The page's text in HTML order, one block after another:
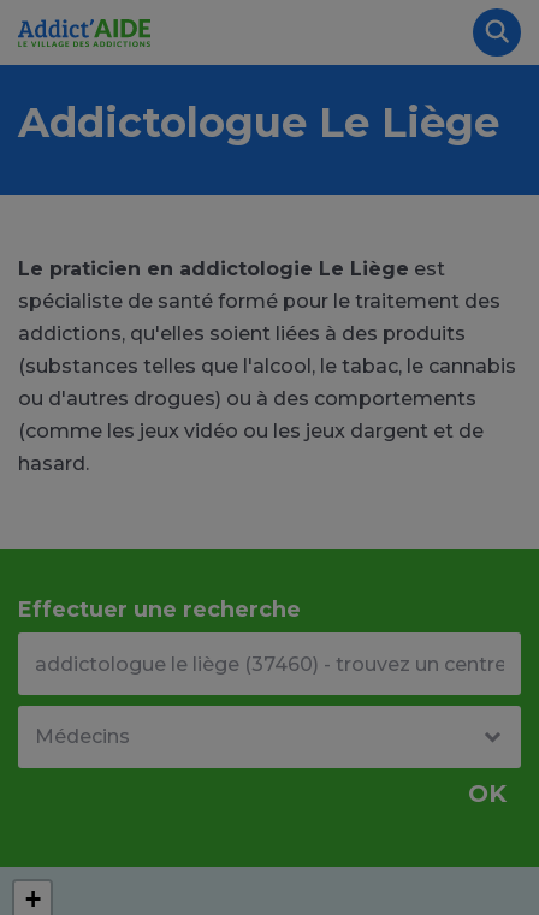
Aller au contenu principal
Addictologue Le Liège
Le praticien en addictologie Le Liège est
spécialiste de santé formé pour le traitement des
addictions, qu'elles soient liées à des produits
(substances telles que l'alcool, le tabac, le cannabis
ou d'autres drogues) ou à des comportements
(comme les jeux vidéo ou les jeux dargent et de
hasard.
Effectuer une recherche
OK
+
Panneau de gestion des cookies